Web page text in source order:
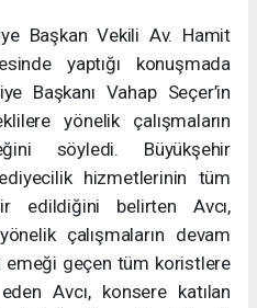
Başkan Vekili Av. Hamit
yaptığı konuşmada
Başkanı Vahap Seçer’in
yönelik çalışmaların
söyledi. Büyükşehir
hizmetlerinin tüm
edildiğini belirten Avcı,
çalışmaların devam
emeği geçen tüm koristlere
Avcı, konsere katılan